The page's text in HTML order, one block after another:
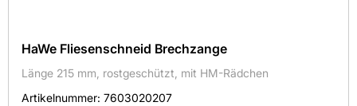
HaWe Fliesenschneid Brechzange
Länge 215 mm, rostgeschützt, mit HM-Rädchen
Artikelnummer: 7603020207